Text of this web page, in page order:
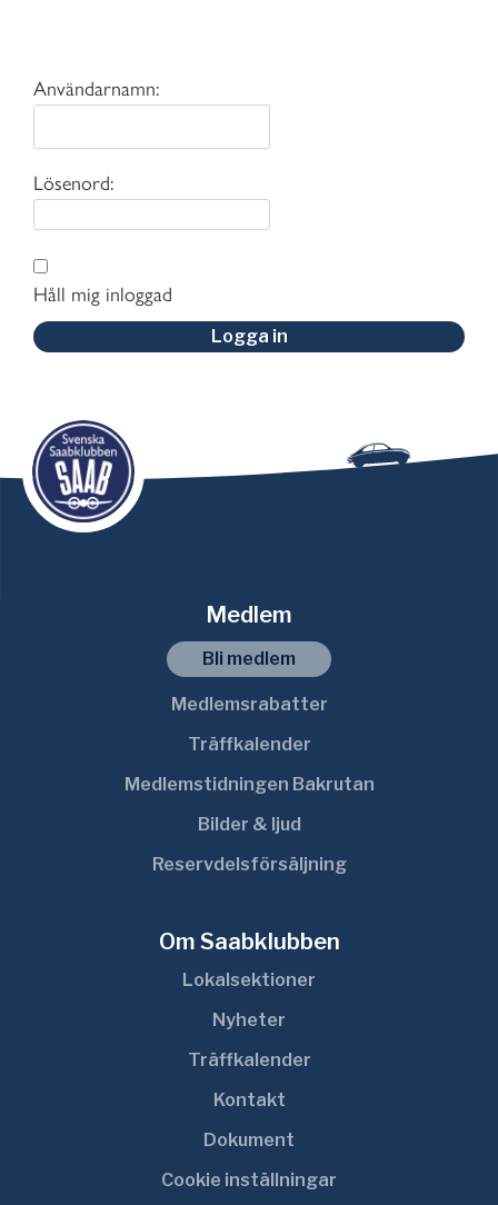
Användarnamn:
Lösenord:
Håll mig inloggad
Logga in
Medlem
Bli medlem
Medlemsrabatter
Träffkalender
Medlemstidningen Bakrutan
Bilder & ljud
Reservdelsförsäljning
Om Saabklubben
Lokalsektioner
Nyheter
Träffkalender
Kontakt
Dokument
Cookie inställningar